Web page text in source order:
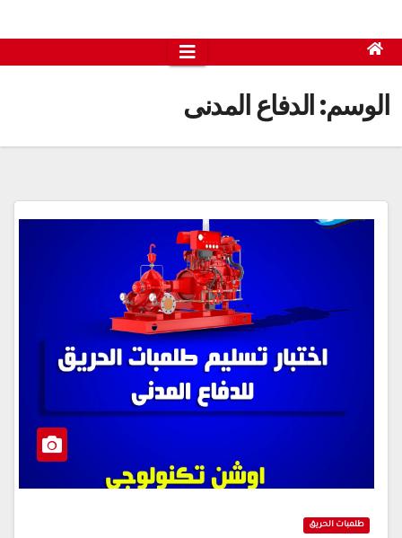
الوسم: الدفاع المدنى
طلمبات الحريق